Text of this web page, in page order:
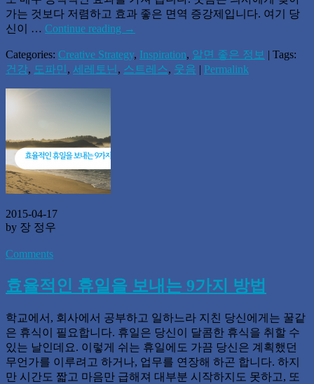
가는 것보다 저렴하고 효과 좋은 면역 증강제입니다. 여기 당
신이 … Continue reading →
Categories: Creative Strategy, Inspiration, 알면 좋은 정보 | Tags:
건강, 도파민 , 세레토닌 , 스트레스, 웃음 | Permalink
2015-04-17
by 장 정우
Comments
효율적인 휴일을 보내는 9가지 방법
학교에서, 회사에서 공부하고 일하느라 지친 당신에게는 꿀같
은 휴식이 필요합니다. 휴일은 당신이 달콤한 휴식을 취할 수
있는 날인데요. 이렇게 쉬는 휴일에도 가끔 당신은 계획했던
무언가를 이루려고 하거나, 업무를 연장해 하곤 합니다. 하지
만 시간도 짧고 마음만 급해져 대부분 시작하지도 못하고, 또